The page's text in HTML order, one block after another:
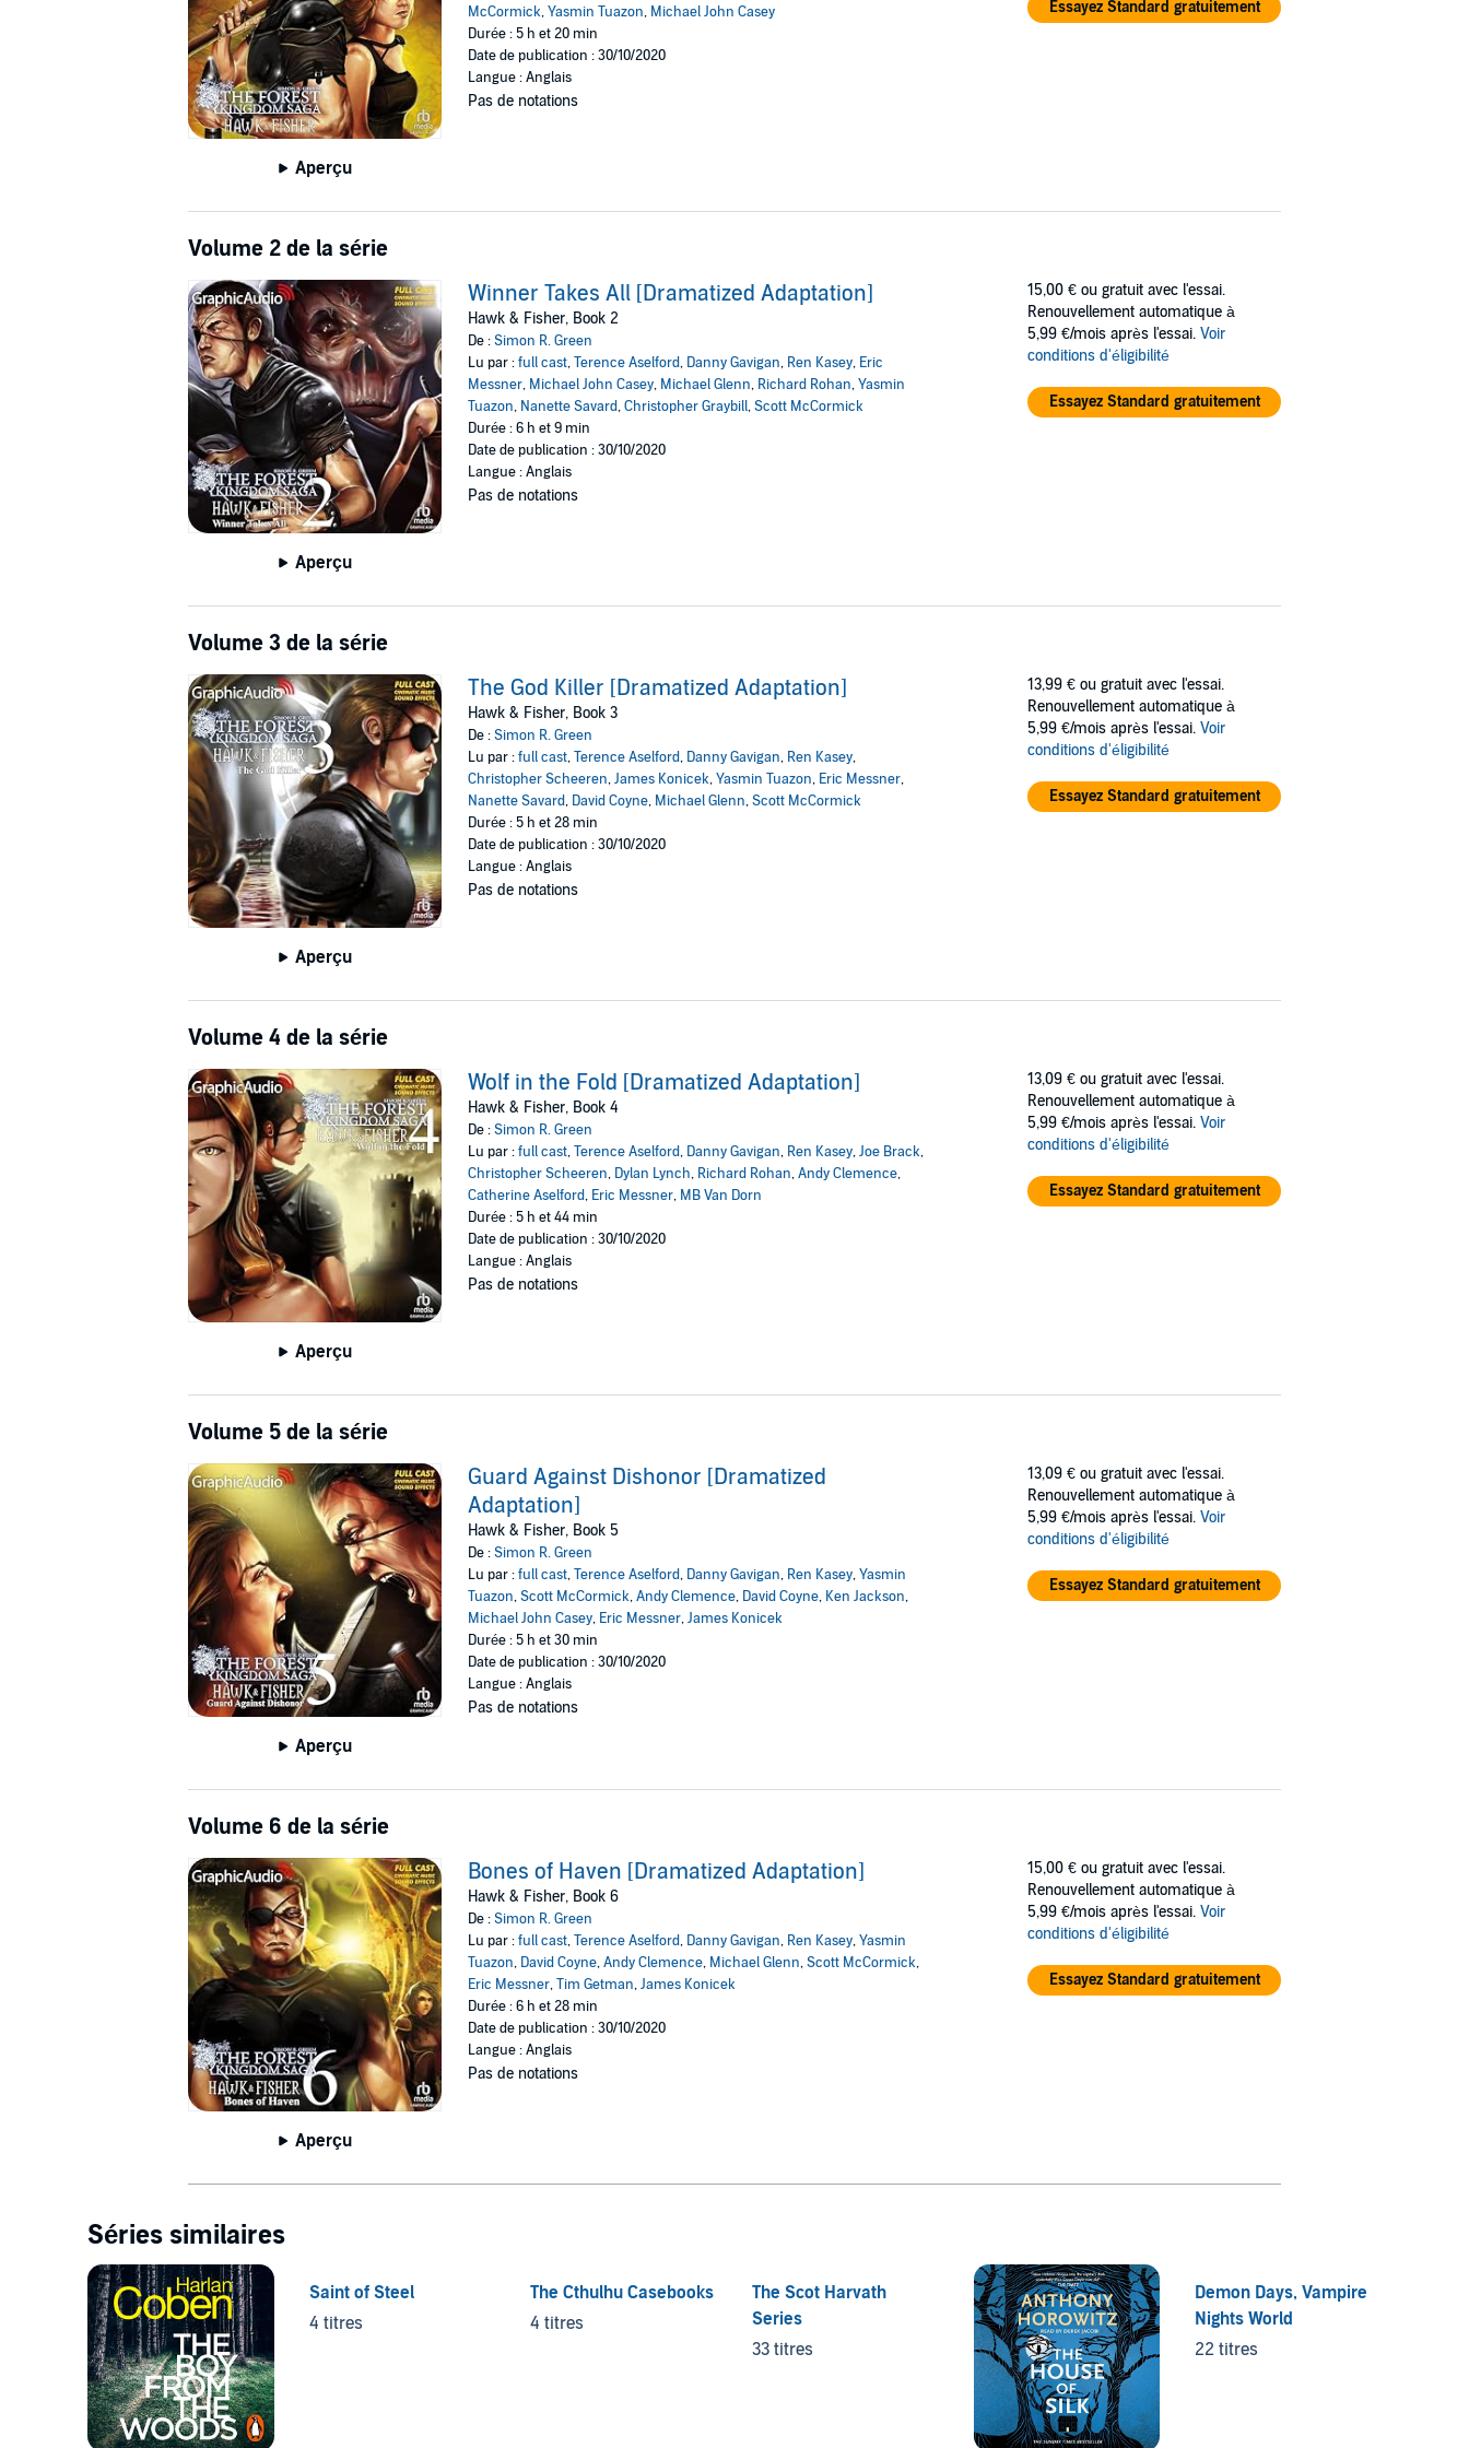
Aperçu
McCormick,Yasmin Tuazon, Michael John Casey
Durée : 5 h et 20 min
Date de publication : 30/10/2020
Langue : Anglais
Pas de notations
Essayez Standard gratuitement
Volume 2 de la série
Aperçu
Winner Takes All [Dramatized Adaptation]
Hawk & Fisher, Book 2
De :Simon R. Green
Lu par :full cast,Terence Aselford, Danny Gavigan, Ren Kasey, Eric
Messner, Michael John Casey, Michael Glenn, Richard Rohan,Yasmin
Tuazon, Nanette Savard,Christopher Graybill,Scott McCormick
Durée : 6 h et 9 min
Date de publication : 30/10/2020
Langue : Anglais
Pas de notations
15,00 € ou gratuit avec l'essai.
Renouvellement automatique à
5,99 €/mois après l'essai. Voir
conditions d'éligibilité
Essayez Standard gratuitement
Volume 3 de la série
Aperçu
The God Killer [Dramatized Adaptation]
Hawk & Fisher, Book 3
De :Simon R. Green
Lu par :full cast,Terence Aselford, Danny Gavigan, Ren Kasey,
Christopher Scheeren,James Konicek,Yasmin Tuazon, Eric Messner,
Nanette Savard, David Coyne, Michael Glenn,Scott McCormick
Durée : 5 h et 28 min
Date de publication : 30/10/2020
Langue : Anglais
Pas de notations
13,99 € ou gratuit avec l'essai.
Renouvellement automatique à
5,99 €/mois après l'essai. Voir
conditions d'éligibilité
Essayez Standard gratuitement
Volume 4 de la série
Aperçu
Wolf in the Fold [Dramatized Adaptation]
Hawk & Fisher, Book 4
De :Simon R. Green
Lu par :full cast,Terence Aselford, Danny Gavigan, Ren Kasey,Joe Brack,
Christopher Scheeren, Dylan Lynch, Richard Rohan,Andy Clemence,
Catherine Aselford, Eric Messner, MB Van Dorn
Durée : 5 h et 44 min
Date de publication : 30/10/2020
Langue : Anglais
Pas de notations
13,09 € ou gratuit avec l'essai.
Renouvellement automatique à
5,99 €/mois après l'essai. Voir
conditions d'éligibilité
Essayez Standard gratuitement
Volume 5 de la série
Aperçu
Guard Against Dishonor [Dramatized
Adaptation]
Hawk & Fisher, Book 5
De :Simon R. Green
Lu par :full cast,Terence Aselford, Danny Gavigan, Ren Kasey,Yasmin
Tuazon,Scott McCormick,Andy Clemence, David Coyne, Ken Jackson,
Michael John Casey, Eric Messner,James Konicek
Durée : 5 h et 30 min
Date de publication : 30/10/2020
Langue : Anglais
Pas de notations
13,09 € ou gratuit avec l'essai.
Renouvellement automatique à
5,99 €/mois après l'essai. Voir
conditions d'éligibilité
Essayez Standard gratuitement
Volume 6 de la série
Aperçu
Bones of Haven [Dramatized Adaptation]
Hawk & Fisher, Book 6
De :Simon R. Green
Lu par :full cast,Terence Aselford, Danny Gavigan, Ren Kasey,Yasmin
Tuazon, David Coyne,Andy Clemence, Michael Glenn,Scott McCormick,
Eric Messner,Tim Getman,James Konicek
Durée : 6 h et 28 min
Date de publication : 30/10/2020
Langue : Anglais
Pas de notations
15,00 € ou gratuit avec l'essai.
Renouvellement automatique à
5,99 €/mois après l'essai. Voir
conditions d'éligibilité
Essayez Standard gratuitement
Séries similaires
Saint of Steel
4 titres
The Cthulhu Casebooks
4 titres
The Scot Harvath
Series
33 titres
Demon Days, Vampire
Nights World
22 titres